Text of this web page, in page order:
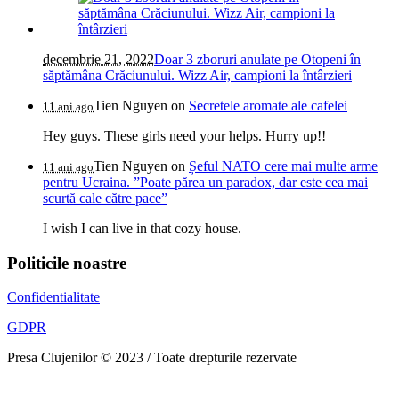
decembrie 21, 2022Doar 3 zboruri anulate pe Otopeni în
săptămâna Crăciunului. Wizz Air, campioni la întârzieri
11 ani agoTien Nguyen on Secretele aromate ale cafelei
Hey guys. These girls need your helps. Hurry up!!
11 ani agoTien Nguyen on Șeful NATO cere mai multe arme
pentru Ucraina. ”Poate părea un paradox, dar este cea mai
scurtă cale către pace”
I wish I can live in that cozy house.
Politicile noastre
Confidentialitate
GDPR
Presa Clujenilor © 2023 / Toate drepturile rezervate